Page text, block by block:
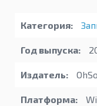
Категория:
Год выпуска:
Издатель:
Платформа: